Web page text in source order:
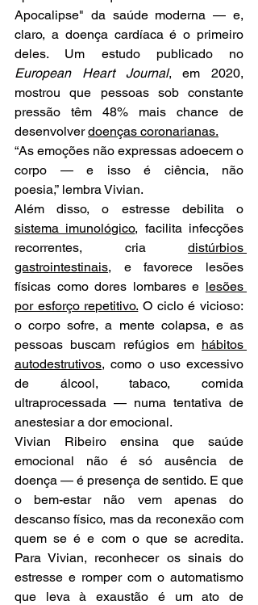
Apocalipse" da saúde moderna — e,
claro, a doença cardíaca é o primeiro
European Heart Journal, em 2020,
mostrou que pessoas sob constante
pressão têm 48% mais chance de
desenvolver doenças coronarianas.
“As emoções não expressas adoecem o
corpo — e isso é ciência, não
poesia,” lembra Vivian.
sistema imunológico, facilita infecções
recorrentes, cria distúrbios
gastrointestinais, e favorece lesões
físicas como dores lombares e lesões
por esforço repetitivo. O ciclo é vicioso:
o corpo sofre, a mente colapsa, e as
pessoas buscam refúgios em hábitos
autodestrutivos, como o uso excessivo
de álcool, tabaco, comida
ultraprocessada — numa tentativa de
anestesiar a dor emocional.
Vivian Ribeiro ensina que saúde
emocional não é só ausência de
doença — é presença de sentido. E que
o bem-estar não vem apenas do
descanso físico, mas da reconexão com
quem se é e com o que se acredita.
Para Vivian, reconhecer os sinais do
estresse e romper com o automatismo
que leva à exaustão é um ato de